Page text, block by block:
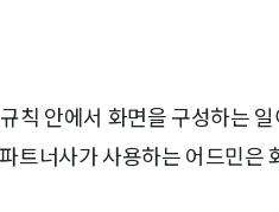
칙 안에서 화면을 구성하는
트너사가 사용하는 어드민은